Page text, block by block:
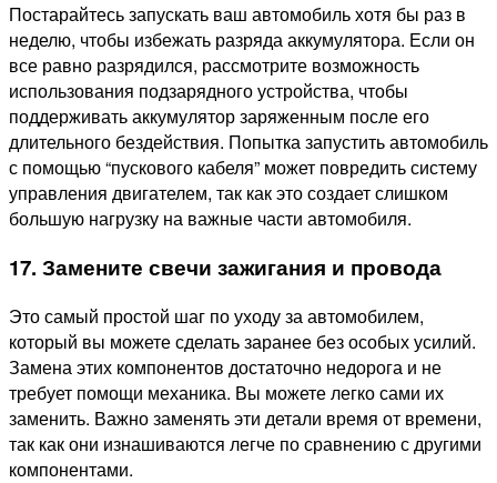
Постарайтесь запускать ваш автомобиль хотя бы раз в
неделю, чтобы избежать разряда аккумулятора. Если он
все равно разрядился, рассмотрите возможность
использования подзарядного устройства, чтобы
поддерживать аккумулятор заряженным после его
длительного бездействия. Попытка запустить автомобиль
с помощью “пускового кабеля” может повредить систему
управления двигателем, так как это создает слишком
большую нагрузку на важные части автомобиля.
17. Замените свечи зажигания и провода
Это самый простой шаг по уходу за автомобилем,
который вы можете сделать заранее без особых усилий.
Замена этих компонентов достаточно недорога и не
требует помощи механика. Вы можете легко сами их
заменить. Важно заменять эти детали время от времени,
так как они изнашиваются легче по сравнению с другими
компонентами.